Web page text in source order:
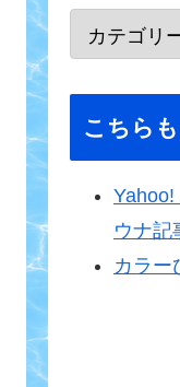
こちら
ウナ記
カラー